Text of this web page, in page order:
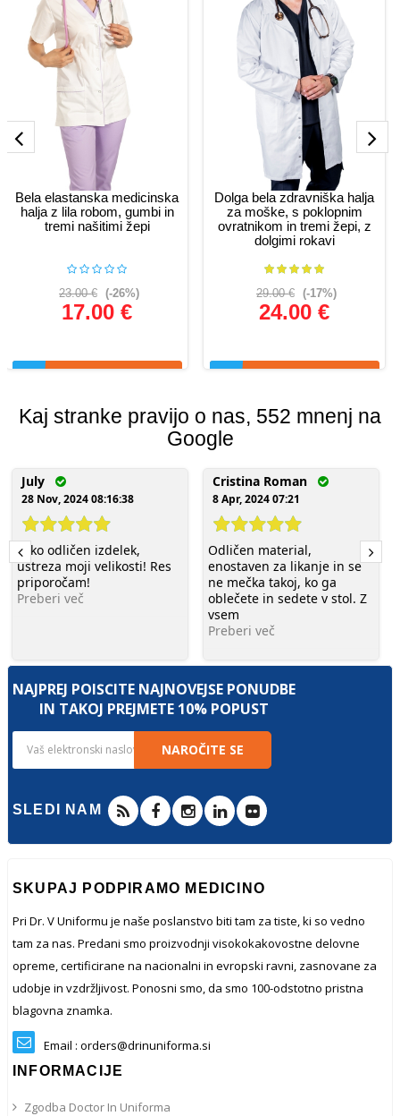
Bela elastanska medicinska
halja z lila robom, gumbi in
tremi našitimi žepi
23.00 € (-26%)
17.00 €
Dolga bela zdravniška halja
za moške, s poklopnim
ovratnikom in tremi žepi, z
dolgimi rokavi
29.00 € (-17%)
24.00 €
Kaj stranke pravijo o nas, 552 mnenj na
Google
July
28 Nov, 2024 08:16:38
Tako odličen izdelek,
ustreza moji velikosti! Res
priporočam!
Preberi več
Cristina Roman
8 Apr, 2024 07:21
Odličen material,
enostaven za likanje in se
ne mečka takoj, ko ga
oblečete in sedete v stol. Z
vsem
Preberi več
NAJPREJ POIŠČITE NAJNOVEJŠE PONUDBE
IN TAKOJ PREJMETE 10% POPUST
NAROČITE SE
SLEDI NAM
SKUPAJ PODPIRAMO MEDICINO
Pri Dr. V Uniformu je naše poslanstvo biti tam za tiste, ki so vedno
tam za nas. Predani smo proizvodnji visokokakovostne delovne
opreme, certificirane na nacionalni in evropski ravni, zasnovane za
udobje in vzdržljivost. Ponosni smo, da smo 100-odstotno pristna
blagovna znamka.
Email : orders@drinuniforma.si
INFORMACIJE
Zgodba Doctor In Uniforma